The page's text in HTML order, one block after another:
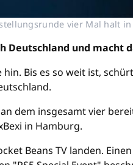
vier Mal halt
Deutschland und macht
Bis es so weit ist,
dem insgesamt vier
in Hamburg.
Beans TV landen.